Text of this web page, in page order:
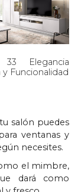
33 Elegancia
y Funcionalidad
salón puedes
ventanas y
necesites.
el mimbre,
dará como